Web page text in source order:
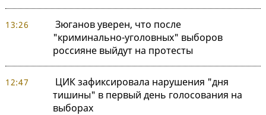
13:26
Зюганов уверен, что после
"криминально-уголовных" выборов
россияне выйдут на протесты
12:47
ЦИК зафиксировала нарушения "дня
тишины" в первый день голосования на
выборах